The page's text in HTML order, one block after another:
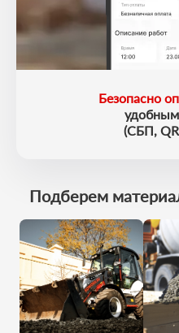
Безопасно
(СБП,
Подберем